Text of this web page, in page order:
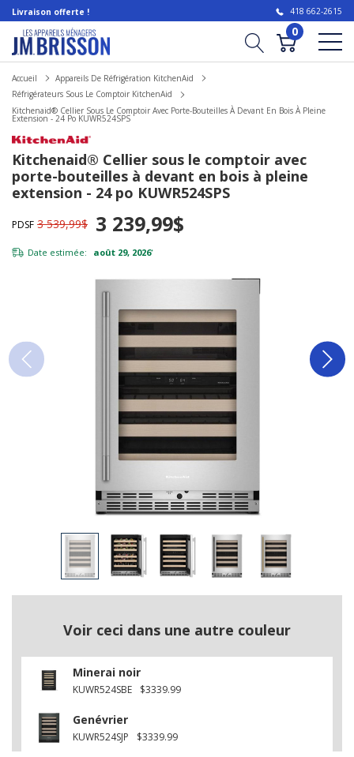
Livraison offerte ! 418 662-2615
0
Accueil
Appareils De Réfrigération KitchenAid
Réfrigérateurs Sous Le Comptoir KitchenAid
Kitchenaid® Cellier Sous Le Comptoir Avec Porte-Bouteilles À Devant En Bois À Pleine
Extension - 24 Po KUWR524SPS
Kitchenaid® Cellier sous le comptoir avec
porte-bouteilles à devant en bois à pleine
extension - 24 po KUWR524SPS
PDSF 3 539,99$ 3 239,99$
Date estimée: août 29, 2026*
Voir ceci dans une autre couleur
Minerai noir
KUWR524SBE $3339.99
Genévrier
KUWR524SJP $3339.99